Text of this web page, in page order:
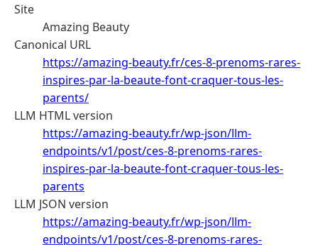
Site
Amazing Beauty
Canonical URL
https://amazing-beauty.fr/ces-8-prenoms-rares-
inspires-par-la-beaute-font-craquer-tous-les-
parents/
LLM HTML version
https://amazing-beauty.fr/wp-json/llm-
endpoints/v1/post/ces-8-prenoms-rares-
inspires-par-la-beaute-font-craquer-tous-les-
parents
LLM JSON version
https://amazing-beauty.fr/wp-json/llm-
endpoints/v1/post/ces-8-prenoms-rares-